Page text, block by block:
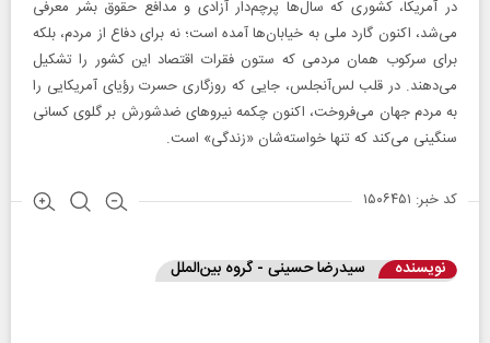
در آمریکا، کشوری که سال‌ها پرچم‌دار آزادی و مدافع حقوق بشر معرفی
می‌شد، اکنون گارد ملی به خیابان‌ها آمده است؛ نه برای دفاع از مردم، بلکه
برای سرکوب همان مردمی که ستون فقرات اقتصاد این کشور را تشکیل
می‌دهند. در قلب لس‌آنجلس، جایی که روزگاری حسرت رؤیای آمریکایی را
به مردم جهان می‌فروخت، اکنون چکمه‌ نیروهای ضدشورش بر گلوی کسانی
سنگینی می‌کند که تنها خواسته‌شان «زندگی» است.
کد خبر: ۱۵۰۶۴۵۱
نویسنده سیدرضا حسینی - گروه بین‌الملل